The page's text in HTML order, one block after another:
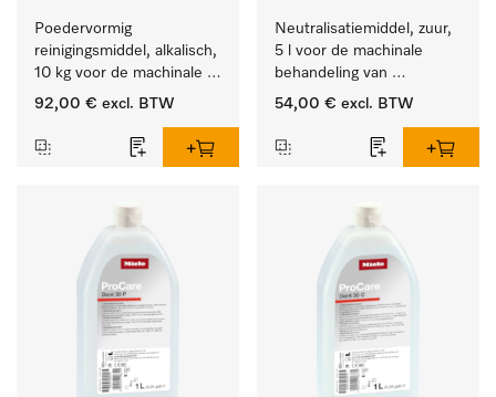
Poedervormig
reinigingsmiddel, alkalisch,
10 kg voor de machinale
behandeling van
instrumenten.
92,00 € excl. BTW
Neutralisatiemiddel, zuur,
5 l voor de machinale
behandeling van
tandheelkundige
54,00 € excl. BTW